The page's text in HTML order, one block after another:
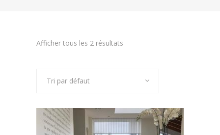
Afficher tous les 2 résultats
Tri par défaut